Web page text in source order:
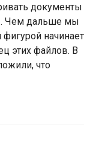
документы
Чем дальше мы
начинает
этих файлов. В
что